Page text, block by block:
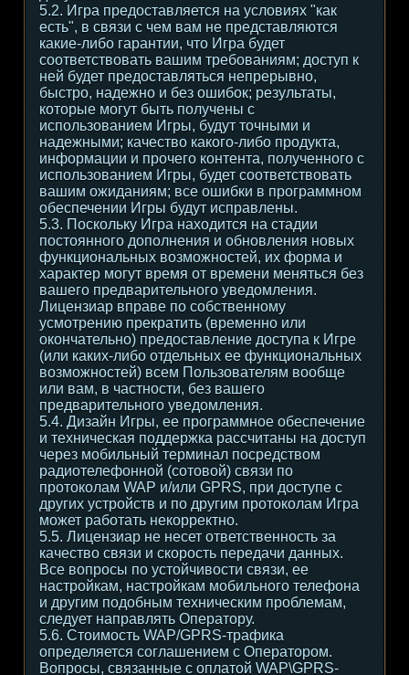
5.2. Игра предоставляется на условиях "как
есть", в связи с чем вам не представляются
какие-либо гарантии, что Игра будет
соответствовать вашим требованиям; доступ к
ней будет предоставляться непрерывно,
быстро, надежно и без ошибок; результаты,
которые могут быть получены с
использованием Игры, будут точными и
надежными; качество какого-либо продукта,
информации и прочего контента, полученного с
использованием Игры, будет соответствовать
вашим ожиданиям; все ошибки в программном
обеспечении Игры будут исправлены.
5.3. Поскольку Игра находится на стадии
постоянного дополнения и обновления новых
функциональных возможностей, их форма и
характер могут время от времени меняться без
вашего предварительного уведомления.
Лицензиар вправе по собственному
усмотрению прекратить (временно или
окончательно) предоставление доступа к Игре
(или каких-либо отдельных ее функциональных
возможностей) всем Пользователям вообще
или вам, в частности, без вашего
предварительного уведомления.
5.4. Дизайн Игры, ее программное обеспечение
и техническая поддержка рассчитаны на доступ
через мобильный терминал посредством
радиотелефонной (сотовой) связи по
протоколам WAP и/или GPRS, при доступе с
других устройств и по другим протоколам Игра
может работать некорректно.
5.5. Лицензиар не несет ответственность за
качество связи и скорость передачи данных.
Все вопросы по устойчивости связи, ее
настройкам, настройкам мобильного телефона
и другим подобным техническим проблемам,
следует направлять Оператору.
5.6. Стоимость WAP/GPRS-трафика
определяется соглашением с Оператором.
Вопросы, связанные с оплатой WAP\GPRS-